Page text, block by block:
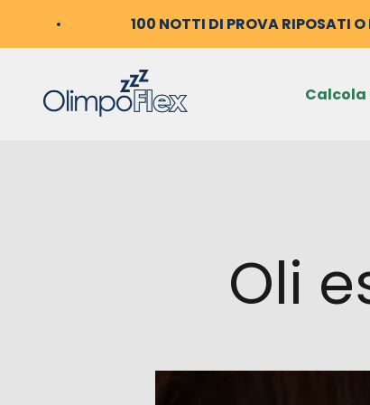
Vai al contenuto
100 NOTTI DI PROVA RIPOSATI
Calcola
OlimpoFlex
Oli